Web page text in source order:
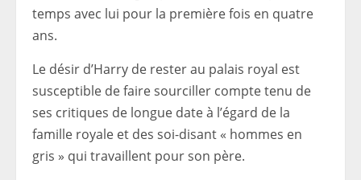
temps avec lui pour la première fois en quatre
ans.
Le désir d’Harry de rester au palais royal est
susceptible de faire sourciller compte tenu de
ses critiques de longue date à l’égard de la
famille royale et des soi-disant « hommes en
gris » qui travaillent pour son père.